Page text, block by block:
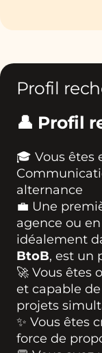
Profil
👤 Profil
🎓 Vous êtes
alternance
💼 Une
agence ou
idéalement
BtoB, est un
🚀 Vous êtes
et capable
projets
✨ Vous êtes
force de